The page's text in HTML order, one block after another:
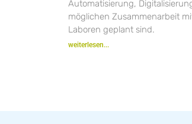
Automatisierung,
möglichen Zusammenarbeit
Laboren geplant sind.
weiterlesen...